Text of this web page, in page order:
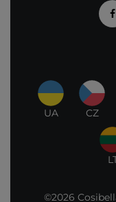
UA CZ
©2026